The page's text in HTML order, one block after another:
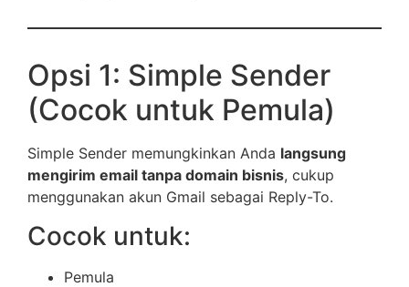
Opsi 1: Simple Sender
(Cocok untuk Pemula)
Simple Sender memungkinkan Anda langsung
mengirim email tanpa domain bisnis, cukup
menggunakan akun Gmail sebagai Reply-To.
Cocok untuk:
Pemula